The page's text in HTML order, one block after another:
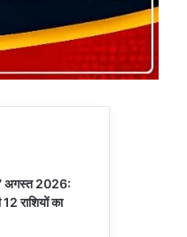
अगस्त 2026:
राशियों का